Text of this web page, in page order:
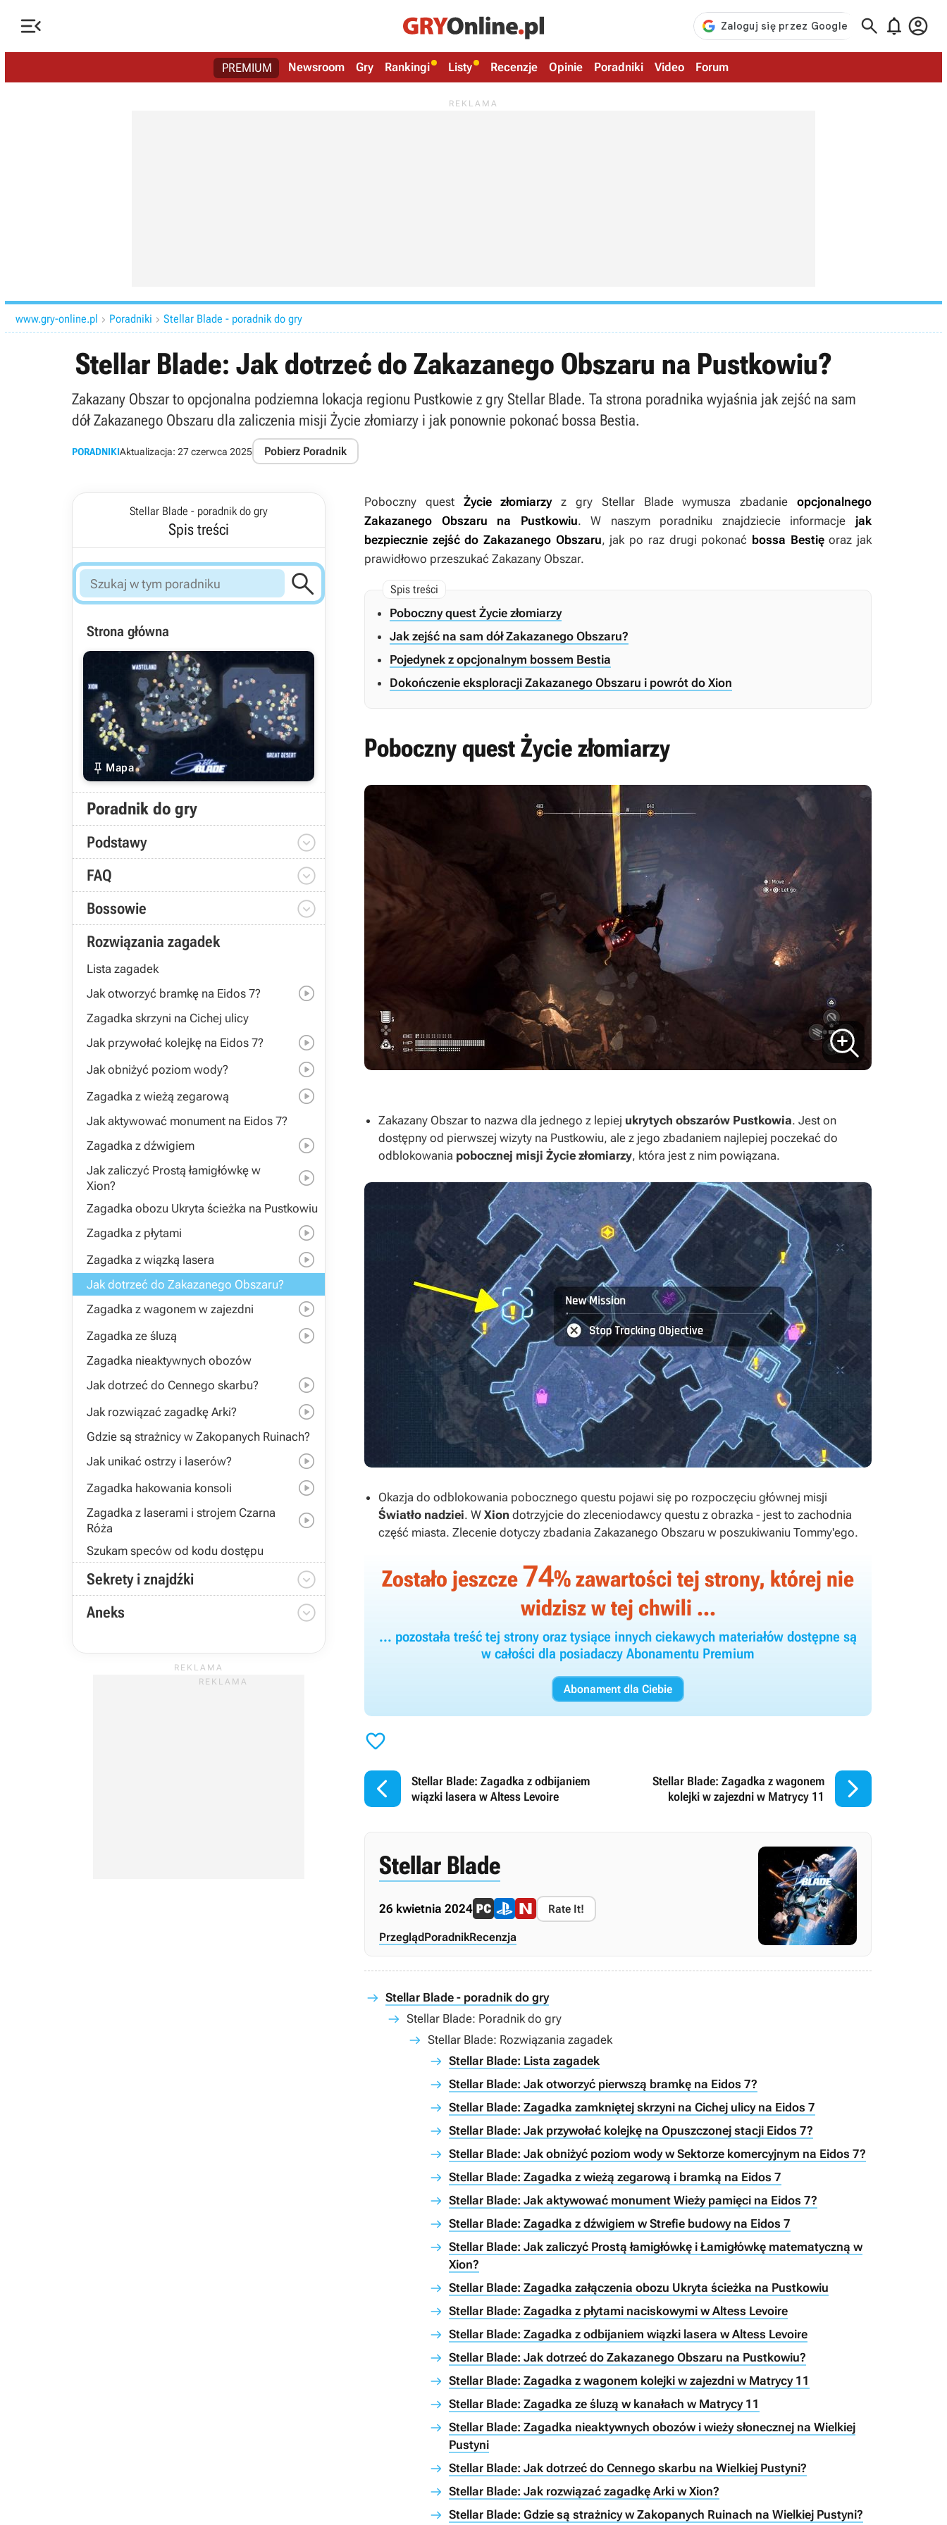
   
PREMIUM Newsroom Gry Rankingi Listy Recenzje Opinie Poradniki Video Forum
www.gry-online.pl  Poradniki  Stellar Blade - poradnik do gry
Stellar Blade: Jak dotrzeć do Zakazanego Obszaru na Pustkowiu?
Zakazany Obszar to opcjonalna podziemna lokacja regionu Pustkowie z gry Stellar Blade. Ta strona poradnika wyjaśnia jak zejść na sam
dół Zakazanego Obszaru dla zaliczenia misji Życie złomiarzy i jak ponownie pokonać bossa Bestia.
PORADNIKIAktualizacja: 27 czerwca 2025 Pobierz Poradnik
Stellar Blade - poradnik do gry
Spis treści

Strona główna
 Mapa
Poradnik do gry
Podstawy 
FAQ 
Bossowie 
Rozwiązania zagadek
Lista zagadek
Jak otworzyć bramkę na Eidos 7?

Zagadka skrzyni na Cichej ulicy
Jak przywołać kolejkę na Eidos 7?

Jak obniżyć poziom wody? 
Zagadka z wieżą zegarową 
Jak aktywować monument na Eidos 7?
Zagadka z dźwigiem

Jak zaliczyć Prostą łamigłówkę w
Xion?

Zagadka obozu Ukryta ścieżka na Pustkowiu
Zagadka z płytami

Zagadka z wiązką lasera 
Jak dotrzeć do Zakazanego Obszaru?
Zagadka z wagonem w zajezdni

Zagadka ze śluzą 
Zagadka nieaktywnych obozów
Jak dotrzeć do Cennego skarbu?

Jak rozwiązać zagadkę Arki? 
Gdzie są strażnicy w Zakopanych Ruinach?
Jak unikać ostrzy i laserów?

Zagadka hakowania konsoli 
Zagadka z laserami i strojem Czarna
Róża

Szukam speców od kodu dostępu
Sekrety i znajdźki 
Aneks 
Poboczny quest Życie złomiarzyz gry Stellar Bladewymusza zbadanieopcjonalnego
Zakazanego Obszaru na Pustkowiu. W naszym poradniku znajdziecie informacje jak
bezpiecznie zejść do Zakazanego Obszaru, jak po raz drugi pokonać bossa Bestięoraz jak
prawidłowo przeszukać Zakazany Obszar.
Poboczny quest Życie złomiarzy
Jak zejść na sam dół Zakazanego Obszaru?
Pojedynek z opcjonalnym bossem Bestia
Dokończenie eksploracji Zakazanego Obszaru i powrót do Xion
Poboczny quest Życie złomiarzy
Zakazany Obszar to nazwa dla jednego z lepiej ukrytych obszarów Pustkowia. Jest on
dostępny od pierwszej wizyty na Pustkowiu, ale z jego zbadaniem najlepiej poczekać do
odblokowania pobocznej misji Życie złomiarzy, która jest z nim powiązana.
Okazja do odblokowania pobocznego questu pojawi się po rozpoczęciu głównej misji
Światło nadziei. W Xion dotrzyjcie do zleceniodawcy questu z obrazka - jest to zachodnia
część miasta. Zlecenie dotyczy zbadania Zakazanego Obszaru w poszukiwaniu Tommy'ego.
Zostało jeszcze74% zawartości tej strony, której nie
widzisz w tej chwili ...
... pozostała treść tej strony oraz tysiące innych ciekawych materiałów dostępne są
w całości dla posiadaczy Abonamentu Premium
Abonament dla Ciebie


Stellar Blade: Zagadka z odbijaniem
wiązki lasera w Altess Levoire
Stellar Blade: Zagadka z wagonem
kolejki w zajezdni w Matrycy 11

Stellar Blade
26 kwietnia 2024 Rate It!
PrzeglądPoradnikRecenzja
Stellar Blade - poradnik do gry
Stellar Blade: Poradnik do gry
Stellar Blade: Rozwiązania zagadek
Stellar Blade: Lista zagadek
Stellar Blade: Jak otworzyć pierwszą bramkę na Eidos 7?
Stellar Blade: Zagadka zamkniętej skrzyni na Cichej ulicy na Eidos 7
Stellar Blade: Jak przywołać kolejkę na Opuszczonej stacji Eidos 7?
Stellar Blade: Jak obniżyć poziom wody w Sektorze komercyjnym na Eidos 7?
Stellar Blade: Zagadka z wieżą zegarową i bramką na Eidos 7
Stellar Blade: Jak aktywować monument Wieży pamięci na Eidos 7?
Stellar Blade: Zagadka z dźwigiem w Strefie budowy na Eidos 7
Stellar Blade: Jak zaliczyć Prostą łamigłówkę i Łamigłówkę matematyczną w
Xion?
Stellar Blade: Zagadka załączenia obozu Ukryta ścieżka na Pustkowiu
Stellar Blade: Zagadka z płytami naciskowymi w Altess Levoire
Stellar Blade: Zagadka z odbijaniem wiązki lasera w Altess Levoire
Stellar Blade: Jak dotrzeć do Zakazanego Obszaru na Pustkowiu?
Stellar Blade: Zagadka z wagonem kolejki w zajezdni w Matrycy 11
Stellar Blade: Zagadka ze śluzą w kanałach w Matrycy 11
Stellar Blade: Zagadka nieaktywnych obozów i wieży słonecznej na Wielkiej
Pustyni
Stellar Blade: Jak dotrzeć do Cennego skarbu na Wielkiej Pustyni?
Stellar Blade: Jak rozwiązać zagadkę Arki w Xion?
Stellar Blade: Gdzie są strażnicy w Zakopanych Ruinach na Wielkiej Pustyni?